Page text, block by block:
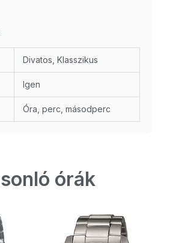
Divatos, Klasszikus
Igen
Óra, perc, másodperc
órák